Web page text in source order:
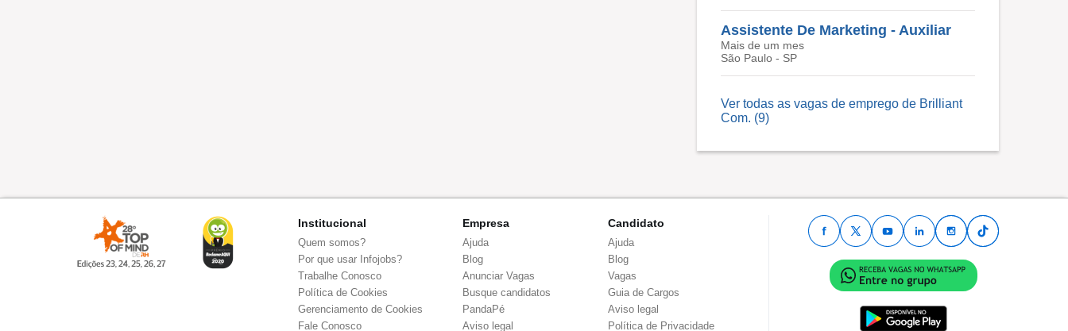
Assistente De Marketing - Auxiliar
Mais de um mes
São Paulo - SP
Ver todas as vagas de emprego de Brilliant
Com. (9)
Institucional
Quem somos?
Por que usar Infojobs?
Trabalhe Conosco
Política de Cookies
Gerenciamento de Cookies
Fale Conosco
Empresa
Ajuda
Blog
Anunciar Vagas
Busque candidatos
PandaPé
Aviso legal
Candidato
Ajuda
Blog
Vagas
Guia de Cargos
Aviso legal
Política de Privacidade